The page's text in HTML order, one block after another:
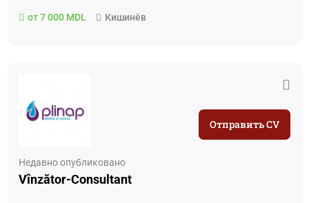
от 7 000 MDL Кишинёв
Недавно опубликовано
Vînzător-Consultant
Отправить CV